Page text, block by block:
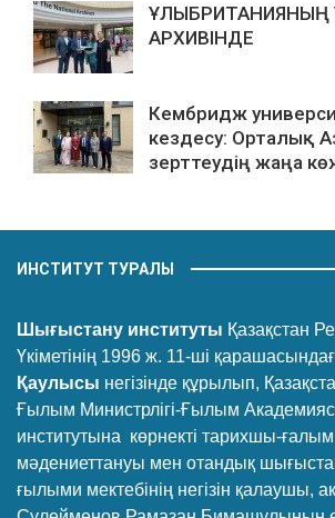
АРХИВІНДЕ
Кембридж
кездесу: Орталық
зерттеудің жаңа
ИНСТИТУТ ТУРАЛЫ
Шығыстану институты Қазақстан
Үкіметінің 1996 ж. 11-ші
Қаулысы негізінде құрылып,
Ғылым Министрлігі-Ғылым
институтына көрнекті тарихшы-
мәдениеттануы мен отандық
ғылыми мектебінің негізін қалаушы,